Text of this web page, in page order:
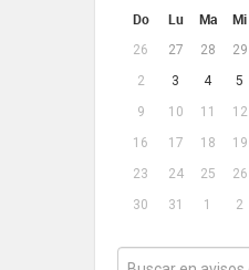
Do Lu Ma Mi
26 27 28 29
2
3 4 5
9
10 11 12
16
17 18 19
23
24 25 26
30
31 1 2